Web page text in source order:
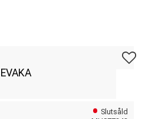
Lägg
Slutsåld